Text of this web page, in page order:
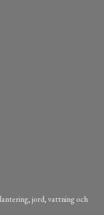
jord, vattning och